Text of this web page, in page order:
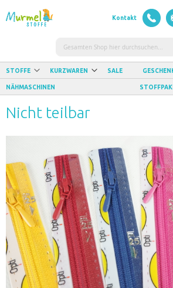
Kontakt
STOFFE KURZWAREN SALE
NÄHMASCHINEN
Nicht teilbar